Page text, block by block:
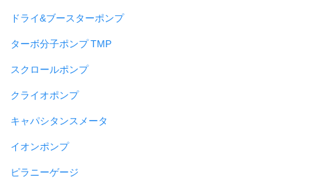
ドライ&ブースターポンプ
ターボ分子ポンプ TMP
スクロールポンプ
クライオポンプ
キャパシタンスメータ
イオンポンプ
ピラニーゲージ